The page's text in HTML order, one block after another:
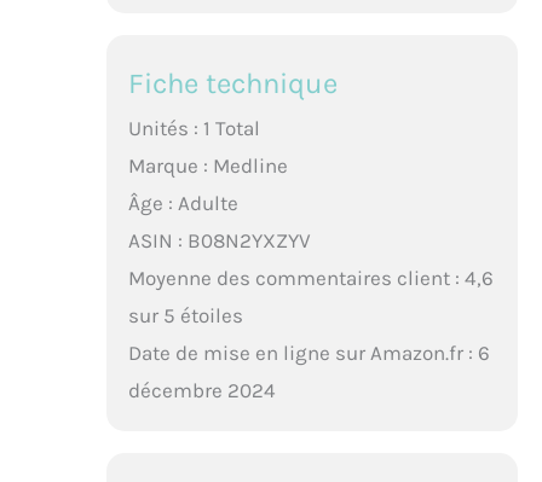
Fiche technique
Unités : 1 Total
Marque : Medline
Âge : Adulte
ASIN : B08N2YXZYV
Moyenne des commentaires client : 4,6
sur 5 étoiles
Date de mise en ligne sur Amazon.fr : 6
décembre 2024